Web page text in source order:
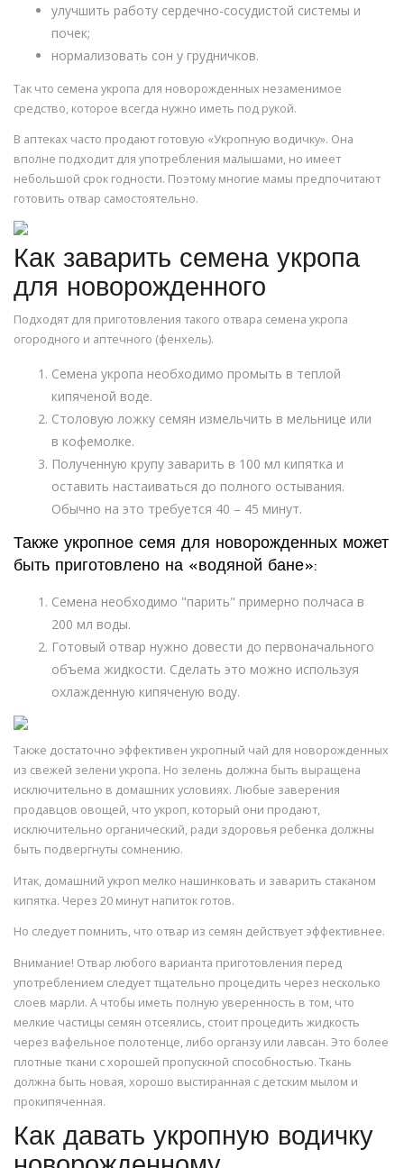
улучшить работу сердечно-сосудистой системы и
почек;
нормализовать сон у грудничков.
Так что семена укропа для новорожденных незаменимое
средство, которое всегда нужно иметь под рукой.
В аптеках часто продают готовую «Укропную водичку». Она
вполне подходит для употребления малышами, но имеет
небольшой срок годности. Поэтому многие мамы предпочитают
готовить отвар самостоятельно.
Как заварить семена укропа
для новорожденного
Подходят для приготовления такого отвара семена укропа
огородного и аптечного (фенхель).
Семена укропа необходимо промыть в теплой
кипяченой воде.
Столовую ложку семян измельчить в мельнице или
в кофемолке.
Полученную крупу заварить в 100 мл кипятка и
оставить настаиваться до полного остывания.
Обычно на это требуется 40 – 45 минут.
Также укропное семя для новорожденных может
быть приготовлено на «водяной бане»:
Семена необходимо "парить" примерно полчаса в
200 мл воды.
Готовый отвар нужно довести до первоначального
объема жидкости. Сделать это можно используя
охлажденную кипяченую воду.
Также достаточно эффективен укропный чай для новорожденных
из свежей зелени укропа. Но зелень должна быть выращена
исключительно в домашних условиях. Любые заверения
продавцов овощей, что укроп, который они продают,
исключительно органический, ради здоровья ребенка должны
быть подвергнуты сомнению.
Итак, домашний укроп мелко нашинковать и заварить стаканом
кипятка. Через 20 минут напиток готов.
Но следует помнить, что отвар из семян действует эффективнее.
Внимание! Отвар любого варианта приготовления перед
употреблением следует тщательно процедить через несколько
слоев марли. А чтобы иметь полную уверенность в том, что
мелкие частицы семян отсеялись, стоит процедить жидкость
через вафельное полотенце, либо органзу или лавсан. Это более
плотные ткани с хорошей пропускной способностью. Ткань
должна быть новая, хорошо выстиранная с детским мылом и
прокипяченная.
Как давать укропную водичку